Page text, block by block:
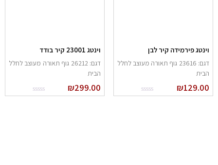
פירמידה קיר לבן
דגם: 23616 גוף תאורה מעוצב לחלל
₪
וינטג 23001 קיר בודד
דגם: 26212 גוף תאורה מעוצב לחלל
הבית
₪299.00